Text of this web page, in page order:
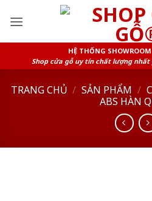
HỆ THỐNG
Shop cửa gỗ uy tín chất lượng nhất
TRANG CHỦ / SẢN PHẨM /
ABS HÀN